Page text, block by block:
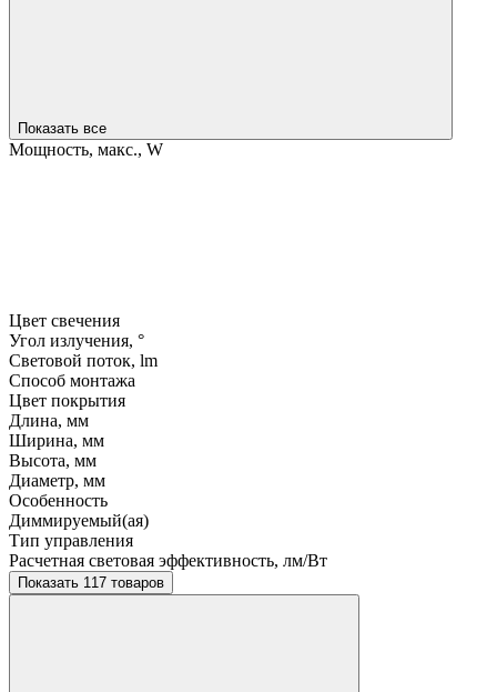
Показать все
Мощность, макс., W
Цвет свечения
Угол излучения, °
Световой поток, lm
Способ монтажа
Цвет покрытия
Длина, мм
Ширина, мм
Высота, мм
Диаметр, мм
Особенность
Диммируемый(ая)
Тип управления
Расчетная световая эффективность, лм/Вт
Показать 117 товаров